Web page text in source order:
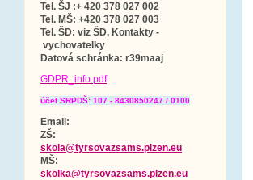
Tel. ŠJ :+ 420 378 027 002
Tel. MŠ: +420 378 027 003
Tel. ŠD: viz ŠD, Kontakty -
vychovatelky
Datová schránka: r39maaj
GDPR_info.pdf
účet SRPDŠ: 107 - 8430850247 / 0100
Email:
ZŠ:
skola@tyrsovazsams.plzen.eu
MŠ:
skolka@tyrsovazsams.plzen.eu